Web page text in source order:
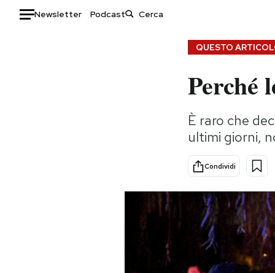
Newsletter Podcast
Consumismi
Storie/Idee
Ok Boomer!
Media
Europa
Altrecose
Mondiali calcio 2026
QUESTO
Perché
È raro che
ultimi giorni,
Condividi